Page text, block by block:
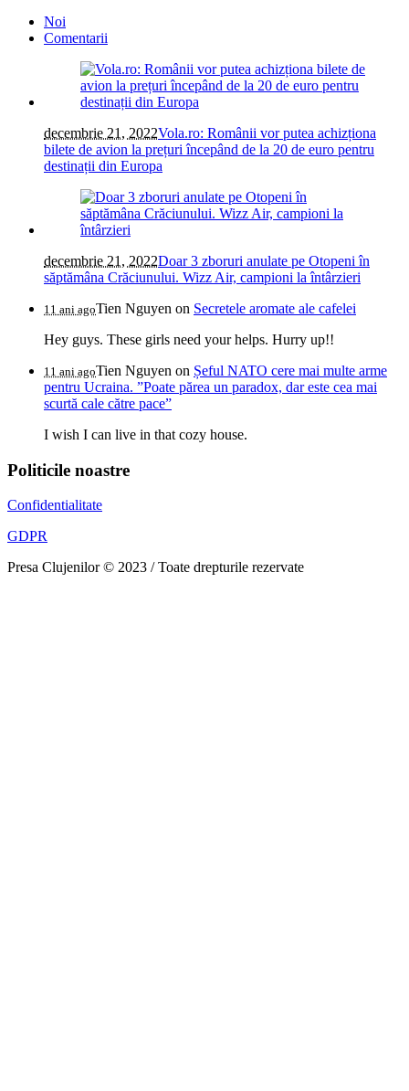
Noi
Comentarii
decembrie 21, 2022Vola.ro: Românii vor putea achizționa
bilete de avion la prețuri începând de la 20 de euro pentru
destinații din Europa
decembrie 21, 2022Doar 3 zboruri anulate pe Otopeni în
săptămâna Crăciunului. Wizz Air, campioni la întârzieri
11 ani agoTien Nguyen on Secretele aromate ale cafelei
Hey guys. These girls need your helps. Hurry up!!
11 ani agoTien Nguyen on Șeful NATO cere mai multe arme
pentru Ucraina. ”Poate părea un paradox, dar este cea mai
scurtă cale către pace”
I wish I can live in that cozy house.
Politicile noastre
Confidentialitate
GDPR
Presa Clujenilor © 2023 / Toate drepturile rezervate